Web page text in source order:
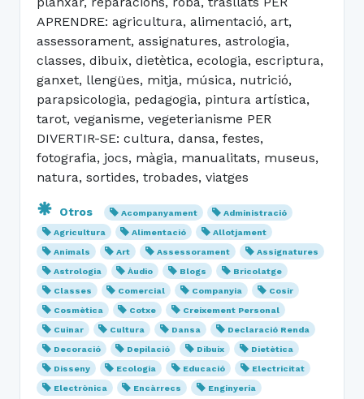
APRENDRE: agricultura, alimentació, art,
assessorament, assignatures, astrologia,
classes, dibuix, dietètica, ecologia, escriptura,
ganxet, llengües, mitja, música, nutrició,
parapsicologia, pedagogia, pintura artística,
tarot, veganisme, vegeterianisme PER
DIVERTIR-SE: cultura, dansa, festes,
fotografia, jocs, màgia, manualitats, museus,
natura, sortides, trobades, viatges
Otros Acompanyament
Administració
Agricultura
Alimentació
Allotjament
Animals
Art Assessorament
Assignatures
Astrologia
Àudio Blogs
Bricolatge
Classes
Comercial Companyia
Cosir
Cosmètica
Cotxe
Creixement Personal
Cuinar
Cultura Dansa
Declaració Renda
Decoració
Depilació Dibuix
Dietètica
Disseny
Ecologia Educació
Electricitat
Electrònica
Encàrrecs
Enginyeria